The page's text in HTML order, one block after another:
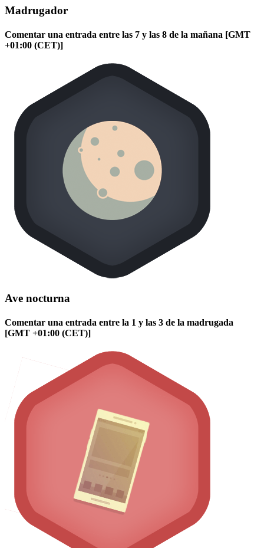
Madrugador
Comentar una entrada entre las 7 y las 8 de la mañana [GMT
+01:00 (CET)]
Ave nocturna
Comentar una entrada entre la 1 y las 3 de la madrugada
[GMT +01:00 (CET)]